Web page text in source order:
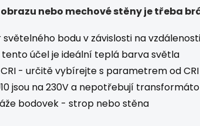
nebo mechové stěny je třeba
bodu v závislosti na
účel je ideální teplá barva světla
CRI - určitě vybírejte s parametrem od
jsou na 230V a nepotřebují
bodovek - strop nebo stěna